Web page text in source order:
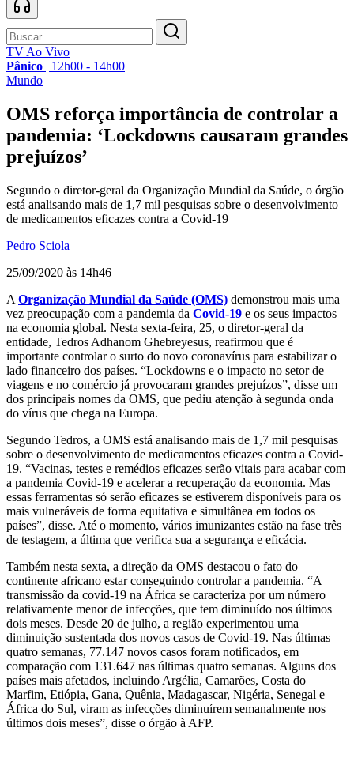
TV Ao Vivo
Pânico | 12h00 - 14h00
Mundo
OMS reforça importância de controlar a
pandemia: ‘Lockdowns causaram grandes
prejuízos’
Segundo o diretor-geral da Organização Mundial da Saúde, o órgão
está analisando mais de 1,7 mil pesquisas sobre o desenvolvimento
de medicamentos eficazes contra a Covid-19
Pedro Sciola
25/09/2020 às 14h46
A Organização Mundial da Saúde (OMS) demonstrou mais uma
vez preocupação com a pandemia da Covid-19 e os seus impactos
na economia global. Nesta sexta-feira, 25, o diretor-geral da
entidade, Tedros Adhanom Ghebreyesus, reafirmou que é
importante controlar o surto do novo coronavírus para estabilizar o
lado financeiro dos países. “Lockdowns e o impacto no setor de
viagens e no comércio já provocaram grandes prejuízos”, disse um
dos principais nomes da OMS, que pediu atenção à segunda onda
do vírus que chega na Europa.
Segundo Tedros, a OMS está analisando mais de 1,7 mil pesquisas
sobre o desenvolvimento de medicamentos eficazes contra a Covid-
19. “Vacinas, testes e remédios eficazes serão vitais para acabar com
a pandemia Covid-19 e acelerar a recuperação da economia. Mas
essas ferramentas só serão eficazes se estiverem disponíveis para os
mais vulneráveis de forma equitativa e simultânea em todos os
países”, disse. Até o momento, vários imunizantes estão na fase três
de testagem, a última que verifica sua a segurança e eficácia.
Também nesta sexta, a direção da OMS destacou o fato do
continente africano estar conseguindo controlar a pandemia. “A
transmissão da covid-19 na África se caracteriza por um número
relativamente menor de infecções, que tem diminuído nos últimos
dois meses. Desde 20 de julho, a região experimentou uma
diminuição sustentada dos novos casos de Covid-19. Nas últimas
quatro semanas, 77.147 novos casos foram notificados, em
comparação com 131.647 nas últimas quatro semanas. Alguns dos
países mais afetados, incluindo Argélia, Camarões, Costa do
Marfim, Etiópia, Gana, Quênia, Madagascar, Nigéria, Senegal e
África do Sul, viram as infecções diminuírem semanalmente nos
últimos dois meses”, disse o órgão à AFP.